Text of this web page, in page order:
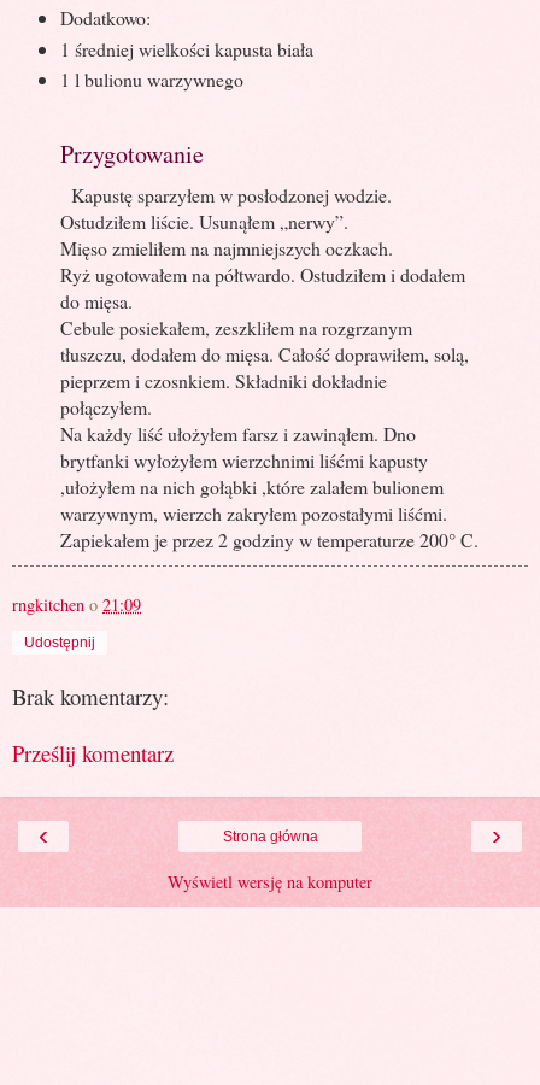
Dodatkowo:
1 średniej wielkości kapusta biała
1 l bulionu warzywnego
Przygotowanie
Kapustę sparzyłem w posłodzonej wodzie.
Ostudziłem liście. Usunąłem „nerwy”.
Mięso zmieliłem na najmniejszych oczkach.
Ryż ugotowałem na półtwardo. Ostudziłem i dodałem
do mięsa.
Cebule posiekałem, zeszkliłem na rozgrzanym
tłuszczu, dodałem do mięsa. Całość doprawiłem, solą,
pieprzem i czosnkiem. Składniki dokładnie
połączyłem.
Na każdy liść ułożyłem farsz i zawinąłem. Dno
brytfanki wyłożyłem wierzchnimi liśćmi kapusty
,ułożyłem na nich gołąbki ,które zalałem bulionem
warzywnym, wierzch zakryłem pozostałymi liśćmi.
Zapiekałem je przez 2 godziny w temperaturze 200° C.
rngkitchen o 21:09
Udostępnij
Brak komentarzy:
Prześlij komentarz
‹ ›
Strona główna
Wyświetl wersję na komputer